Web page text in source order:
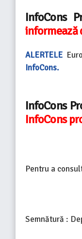
InfoCons
informează
ALERTELE
InfoCons.
InfoCons
InfoCons
Pentru a
Semnătură :